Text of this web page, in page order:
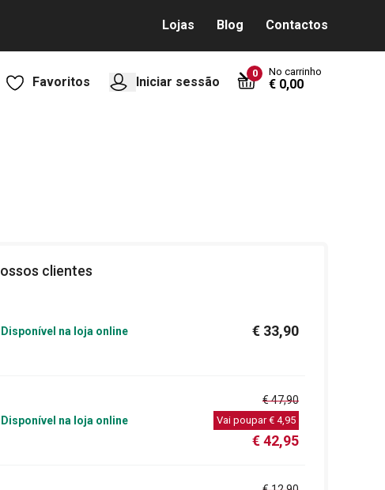
Lojas Blog Contactos
Favoritos Iniciar sessão
0 No carrinho
€ 0,00
clientes
Disponível na loja online € 33,90
Disponível na loja online
€ 47,90
Vai poupar€ 4,95
€ 42,95